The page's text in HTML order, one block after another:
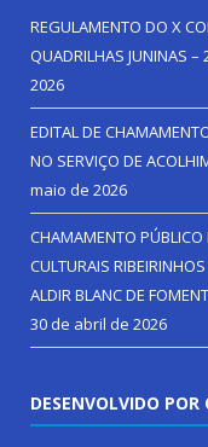
REGULAMENTO DO X
QUADRILHAS JUNINAS –
2026
EDITAL DE
NO SERVIÇO DE
maio de 2026
CHAMAMENTO
CULTURAIS
ALDIR BLANC DE
30 de abril de 2026
DESENVOLVIDO POR